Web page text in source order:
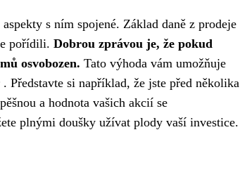
s ním spojené. Základ daně z prodeje
pořídili. Dobrou zprávou je, že pokud
osvobozen. Tato výhoda vám umožňuje
. Představte si například, že jste před několika
a hodnota vašich akcií se
plnými doušky užívat plody vaší investice.